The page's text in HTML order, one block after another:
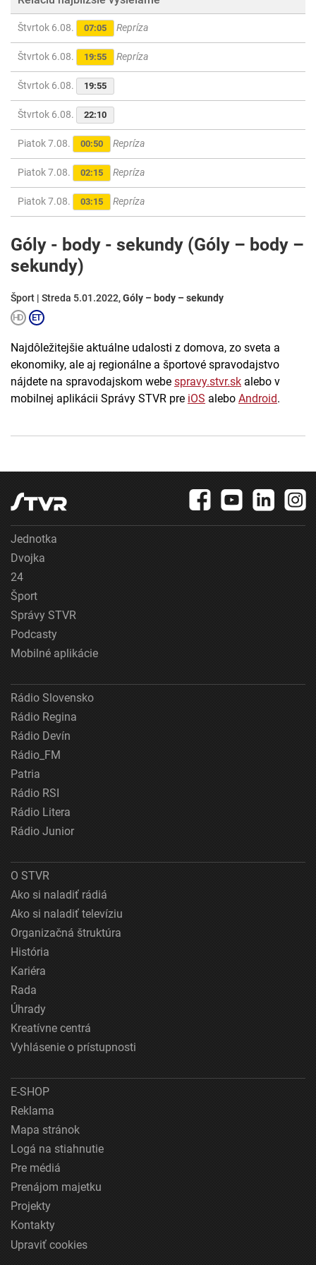
Štvrtok 6.08. 07:05 Repríza
Štvrtok 6.08. 19:55 Repríza
Štvrtok 6.08. 19:55
Štvrtok 6.08. 22:10
Piatok 7.08. 00:50 Repríza
Piatok 7.08. 02:15 Repríza
Piatok 7.08. 03:15 Repríza
Góly - body - sekundy (Góly – body –
sekundy)
Šport | Streda 5.01.2022,Góly – body – sekundy
Najdôležitejšie aktuálne udalosti z domova, zo sveta a
ekonomiky, ale aj regionálne a športové spravodajstvo
nájdete na spravodajskom webe spravy.stvr.sk alebo v
mobilnej aplikácii Správy STVR pre iOS alebo Android.
Jednotka
Dvojka
24
Šport
Správy STVR
Podcasty
Mobilné aplikácie
Rádio Slovensko
Rádio Regina
Rádio Devín
Rádio_FM
Patria
Rádio RSI
Rádio Litera
Rádio Junior
O STVR
Ako si naladiť rádiá
Ako si naladiť televíziu
Organizačná štruktúra
História
Kariéra
Rada
Úhrady
Kreatívne centrá
Vyhlásenie o prístupnosti
E-SHOP
Reklama
Mapa stránok
Logá na stiahnutie
Pre médiá
Prenájom majetku
Projekty
Kontakty
Upraviť cookies